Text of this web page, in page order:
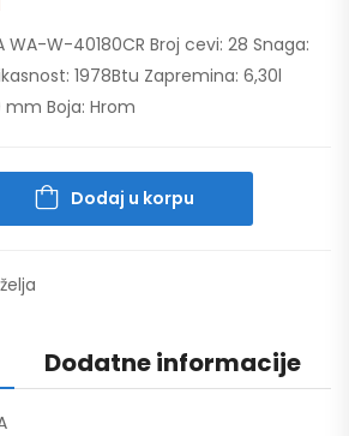
WA-W-40180CR Broj cevi: 28 Snaga:
1978Btu Zapremina: 6,30l
mm Boja: Hrom
Dodaj u korpu
Dodatne informacije